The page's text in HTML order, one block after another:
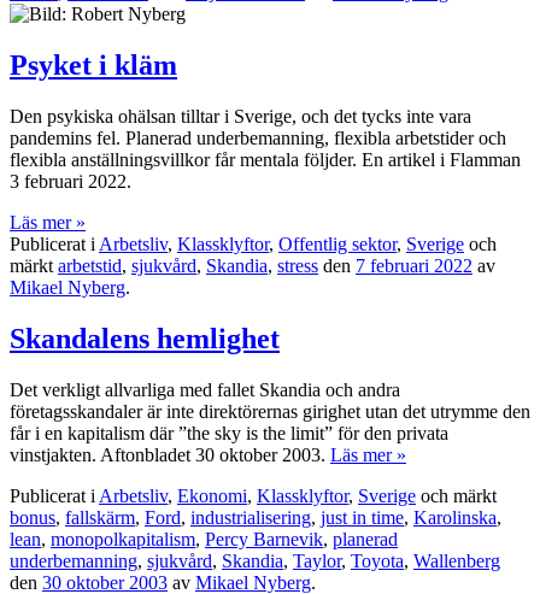
Psyket i kläm
Den psykiska ohälsan tilltar i Sverige, och det tycks inte vara
pandemins fel. Planerad underbemanning, flexibla arbetstider och
flexibla anställningsvillkor får mentala följder. En artikel i Flamman
3 februari 2022.
Läs mer »
Publicerat i Arbetsliv, Klassklyftor, Offentlig sektor, Sverige och
märkt arbetstid, sjukvård, Skandia, stress den 7 februari 2022 av
Mikael Nyberg.
Skandalens hemlighet
Det verkligt allvarliga med fallet Skandia och andra
företagsskandaler är inte direktörernas girighet utan det utrymme den
får i en kapitalism där ”the sky is the limit” för den privata
vinstjakten. Aftonbladet 30 oktober 2003. Läs mer »
Publicerat i Arbetsliv, Ekonomi, Klassklyftor, Sverige och märkt
bonus, fallskärm, Ford, industrialisering, just in time, Karolinska,
lean, monopolkapitalism, Percy Barnevik, planerad
underbemanning, sjukvård, Skandia, Taylor, Toyota, Wallenberg
den 30 oktober 2003 av Mikael Nyberg.